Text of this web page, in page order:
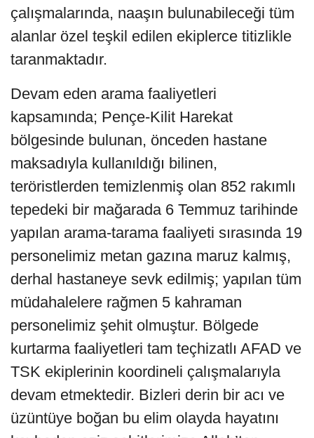
çalışmalarında, naaşın bulunabileceği tüm
alanlar özel teşkil edilen ekiplerce titizlikle
taranmaktadır.
Devam eden arama faaliyetleri
kapsamında; Pençe-Kilit Harekat
bölgesinde bulunan, önceden hastane
maksadıyla kullanıldığı bilinen,
teröristlerden temizlenmiş olan 852 rakımlı
tepedeki bir mağarada 6 Temmuz tarihinde
yapılan arama-tarama faaliyeti sırasında 19
personelimiz metan gazına maruz kalmış,
derhal hastaneye sevk edilmiş; yapılan tüm
müdahalelere rağmen 5 kahraman
personelimiz şehit olmuştur. Bölgede
kurtarma faaliyetleri tam teçhizatlı AFAD ve
TSK ekiplerinin koordineli çalışmalarıyla
devam etmektedir. Bizleri derin bir acı ve
üzüntüye boğan bu elim olayda hayatını